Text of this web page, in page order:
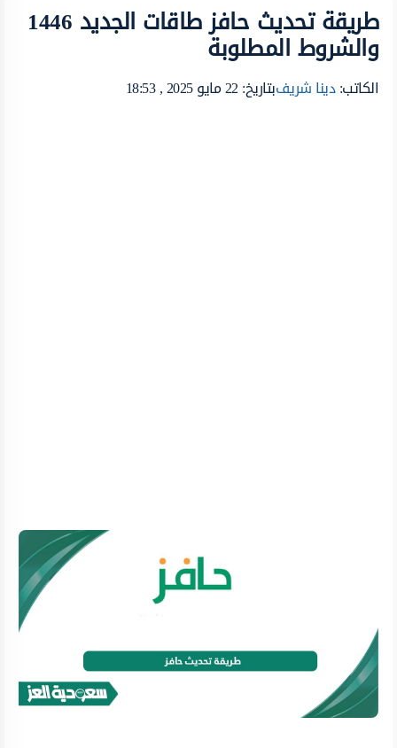
طريقة تحديث حافز طاقات الجديد 1446
والشروط المطلوبة
الكاتب:دينا شريفبتاريخ: 22 مايو 2025 , 18:53